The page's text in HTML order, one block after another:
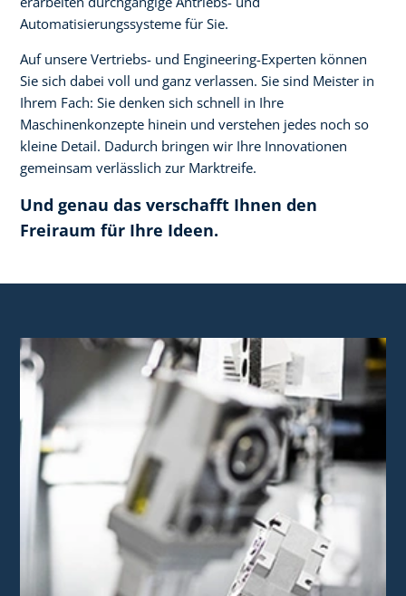
Automatisierungssysteme für Sie.
Auf unsere Vertriebs- und Engineering-Experten können
Sie sich dabei voll und ganz verlassen. Sie sind Meister in
Ihrem Fach: Sie denken sich schnell in Ihre
Maschinenkonzepte hinein und verstehen jedes noch so
kleine Detail. Dadurch bringen wir Ihre Innovationen
gemeinsam verlässlich zur Marktreife.
Und genau das verschafft Ihnen den
Freiraum für Ihre Ideen.